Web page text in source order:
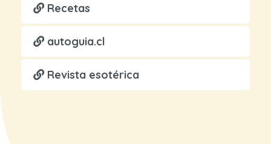
Recetas
autoguia.cl
Revista esotérica